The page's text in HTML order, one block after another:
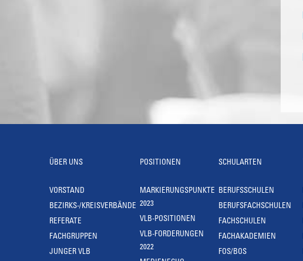
ÜBER UNS
VORSTAND
BEZIRKS-/KREISVERBÄNDE
REFERATE
FACHGRUPPEN
JUNGER VLB
POSITIONEN
MARKIERUNGSPUNKTE
2023
VLB-POSITIONEN
VLB-FORDERUNGEN
2022
SCHULARTEN
BERUFSSCHULEN
BERUFSFACHSCHULEN
FACHSCHULEN
FACHAKADEMIEN
FOS/BOS